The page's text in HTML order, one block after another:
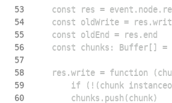
53
54
55
56
57
58
59
60